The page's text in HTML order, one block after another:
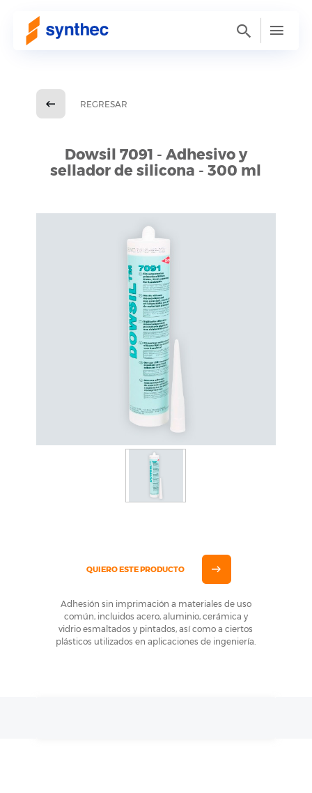
REGRESAR
Dowsil 7091 - Adhesivo y
sellador de silicona - 300 ml
QUIERO ESTE PRODUCTO
Adhesión sin imprimación a materiales de uso
común, incluidos acero, aluminio, cerámica y
vidrio esmaltados y pintados, así como a ciertos
plásticos utilizados en aplicaciones de ingeniería.